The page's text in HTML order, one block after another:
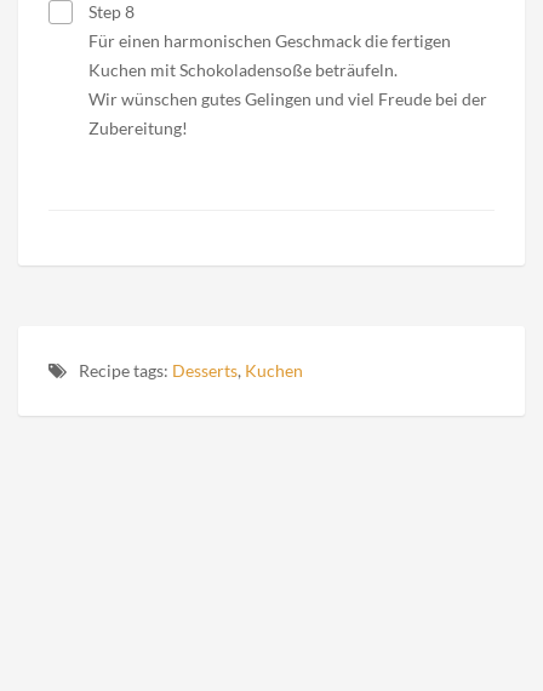
Step 8
Für einen harmonischen Geschmack die fertigen
Kuchen mit Schokoladensoße beträufeln.
Wir wünschen gutes Gelingen und viel Freude bei der
Zubereitung!
Recipe tags: Desserts, Kuchen